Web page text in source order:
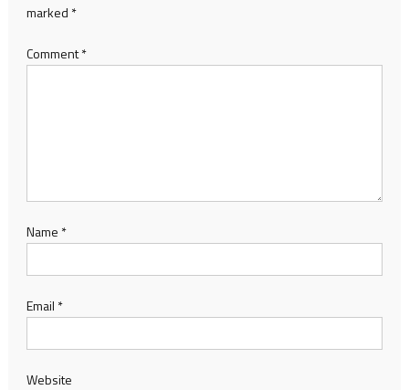
marked *
Comment*
Name *
Email *
Website